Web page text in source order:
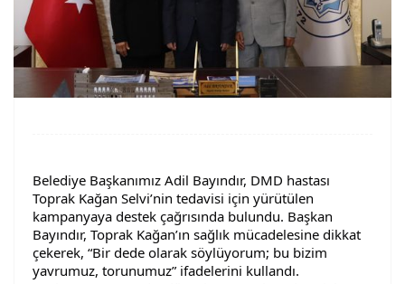
Belediye Başkanımız Adil Bayındır, DMD hastası
Toprak Kağan Selvi’nin tedavisi için yürütülen
kampanyaya destek çağrısında bulundu. Başkan
Bayındır, Toprak Kağan’ın sağlık mücadelesine dikkat
çekerek, “Bir dede olarak söylüyorum; bu bizim
yavrumuz, torunumuz” ifadelerini kullandı.